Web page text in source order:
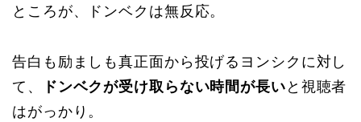
ところが、ドンベクは無反応。
告白も励ましも真正面から投げるヨンシクに対し
て、
ドンベクが受け取らない時間が長い と視聴者
はがっかり。